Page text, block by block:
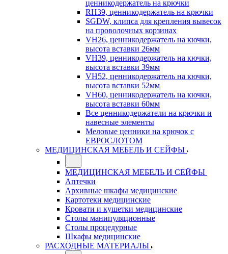
ценникодержатель на крючки
RH39, ценникодержатель на крючки
SGDW, клипса для крепления вывесок
на проволочных корзинах
VH26, ценникодержатель на кючки,
высота вставки 26мм
VH39, ценникодержатель на кючки,
высота вставки 39мм
VH52, ценникодержатель на кючки,
высота вставки 52мм
VH60, ценникодержатель на кючки,
высота вставки 60мм
Все ценникодержатели на крючки и
навесные элементы
Меловые ценники на крючок с
ЕВРОСЛОТОМ
МЕДИЦИНСКАЯ МЕБЕЛЬ И СЕЙФЫ
МЕДИЦИНСКАЯ МЕБЕЛЬ И СЕЙФЫ
Аптечки
Архивные шкафы медицинские
Картотеки медицинские
Кровати и кушетки медицинские
Столы манипуляционные
Столы процедурные
Шкафы медицинские
РАСХОДНЫЕ МАТЕРИАЛЫ